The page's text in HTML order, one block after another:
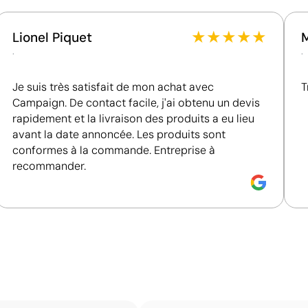
Fournisseur récompensé par la médaille EcoVadis
Silver, figurant parmi les 15 % des entreprises les
mieux classées de son secteur en matière de
Lionel Piquet
.
★★★★★
Je suis très satisfait de mon achat avec
Campaign. De contact facile, j'ai obtenu un devis
rapidement et la livraison des produits a eu lieu
avant la date annoncée. Les produits sont
conformes à la commande. Entreprise à
recommander.
.